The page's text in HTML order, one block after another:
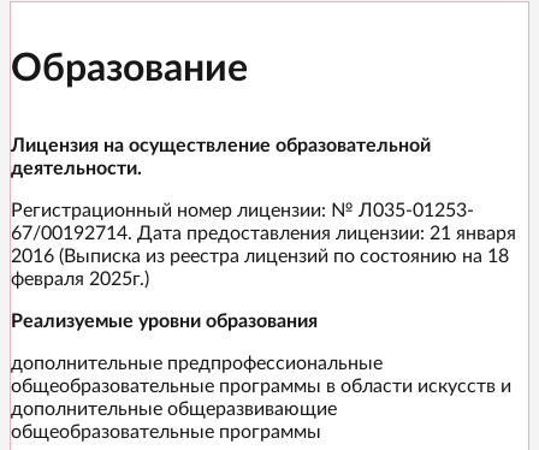
Образование
Лицензия на осуществление образовательной
деятельности.
Регистрационный номер лицензии: № Л035-01253-
67/00192714. Дата предоставления лицензии: 21 января
2016 (Выписка из реестра лицензий по состоянию на 18
февраля 2025г.)
Реализуемые уровни образования
дополнительные предпрофессиональные
общеобразовательные программы в области искусств и
дополнительные общеразвивающие
общеобразовательные программы